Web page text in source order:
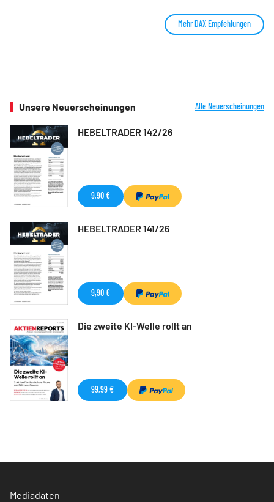
Mehr DAX Empfehlungen
Unsere Neuerscheinungen Alle Neuerscheinungen
HEBELTRADER 142/26
9,90 €
HEBELTRADER 141/26
9,90 €
Die zweite KI-Welle rollt an
99,99 €
Mediadaten